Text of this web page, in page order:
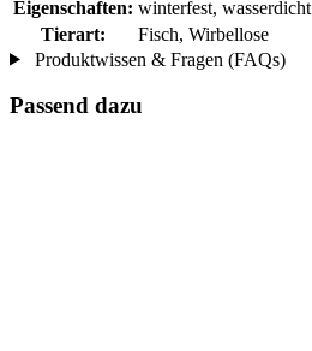
Eigenschaften: winterfest, wasserdicht
Tierart:
Fisch, Wirbellose
Produktwissen & Fragen (FAQs)
Passend dazu